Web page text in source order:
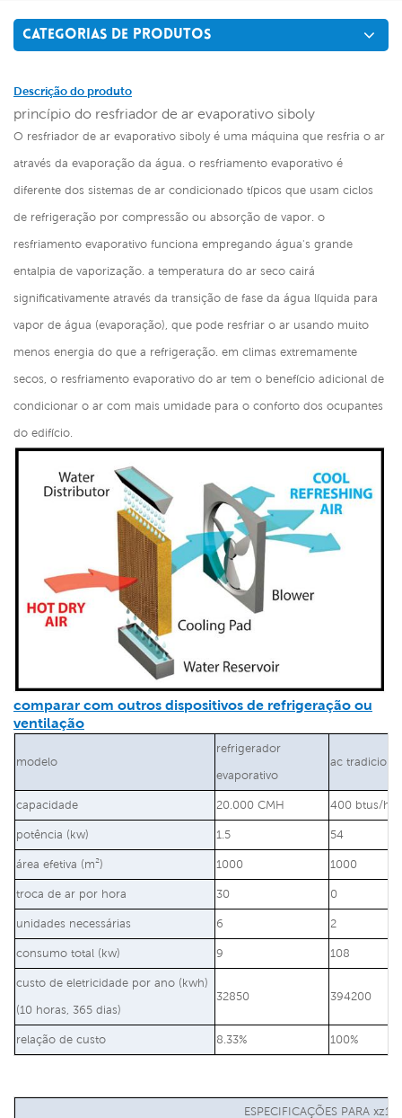
CATEGORIAS DE PRODUTOS
Descrição do produto
princípio do resfriador de ar evaporativo siboly
O resfriador de ar evaporativo siboly é uma máquina que resfria o ar
através da evaporação da água. o resfriamento evaporativo é
diferente dos sistemas de ar condicionado típicos que usam ciclos
de refrigeração por compressão ou absorção de vapor. o
resfriamento evaporativo funciona empregando água's grande
entalpia de vaporização. a temperatura do ar seco cairá
significativamente através da transição de fase da água líquida para
vapor de água (evaporação), que pode resfriar o ar usando muito
menos energia do que a refrigeração. em climas extremamente
secos, o resfriamento evaporativo do ar tem o benefício adicional de
condicionar o ar com mais umidade para o conforto dos ocupantes
do edifício.
comparar com outros dispositivos de refrigeração ou
ventilação
modelo
refrigerador
evaporativo
ac tradicional
capacidade 20.000 CMH 400 btus/h
potência (kw) 1.5 54
área efetiva (m²) 1000 1000
troca de ar por hora 30 0
unidades necessárias 6 2
consumo total (kw) 9 108
custo de eletricidade por ano (kwh)
(10 horas, 365 dias)
32850 394200
relação de custo 8.33% 100%
ESPECIFICAÇÕES PARA